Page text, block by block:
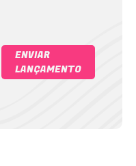
ENVIAR
LANÇAMENTO